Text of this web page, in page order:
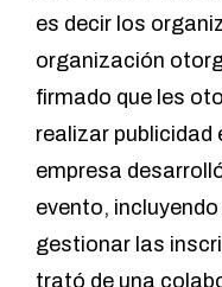
es decir los
organización
firmado que les
realizar publicidad
empresa
evento,
gestionar las
trató de una